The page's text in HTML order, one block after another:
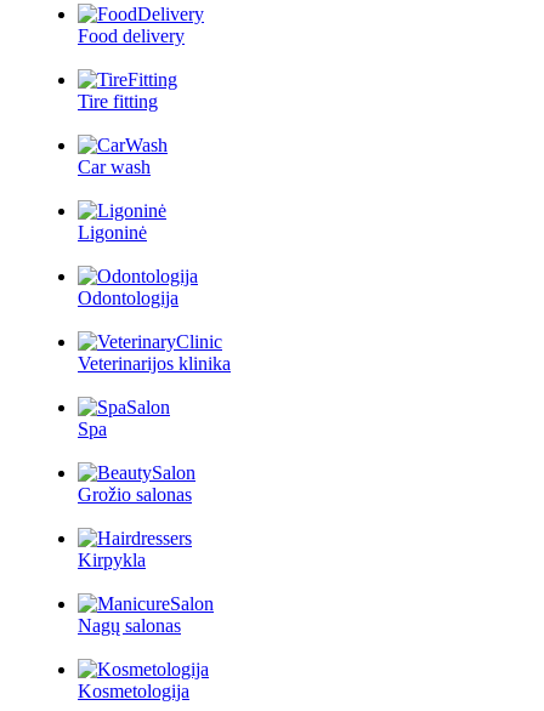
Food delivery
Tire fitting
Car wash
Ligoninė
Odontologija
Veterinarijos klinika
Spa
Grožio salonas
Kirpykla
Nagų salonas
Kosmetologija